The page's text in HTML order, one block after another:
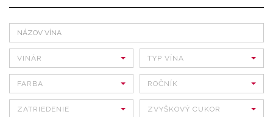
VINÁR TYP VÍNA
FARBA ROČNÍK
ZATRIEDENIE ZVYŠKOVÝ CUKOR